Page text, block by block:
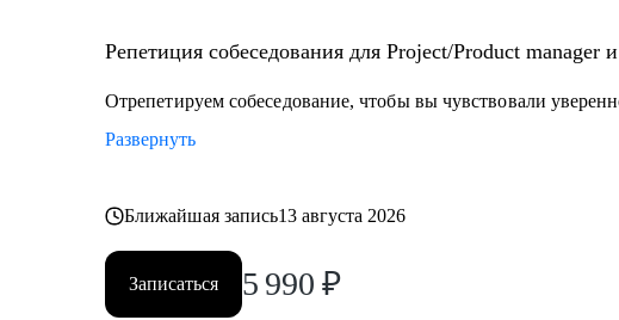
Репетиция собеседования для Project/Product manager
Отрепетируем собеседование, чтобы вы чувствовали
Развернуть
Ближайшая запись13 августа 2026
Записаться 5 990 ₽